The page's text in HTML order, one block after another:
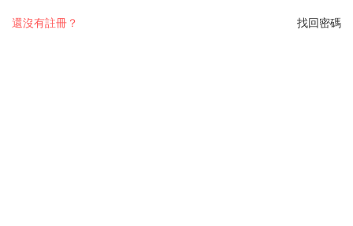
找回密碼
還沒有註冊？